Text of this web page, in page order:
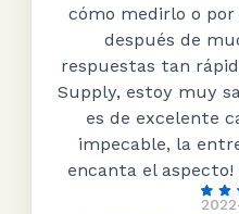
cómo medirlo o por
después de
respuestas tan
Supply, estoy muy
es de excelente
impecable, la
encanta el aspecto!